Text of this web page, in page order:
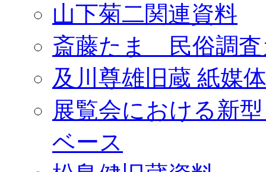
山下菊二関連資料
斎藤たま 民俗調査
及川尊雄旧蔵 紙媒
展覧会における新
ベース